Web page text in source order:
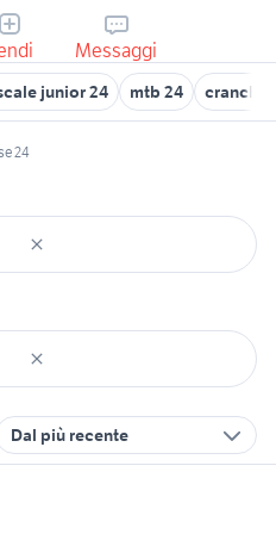
Messaggi
junior 24 mtb 24 cranchi
24
Dal più recente